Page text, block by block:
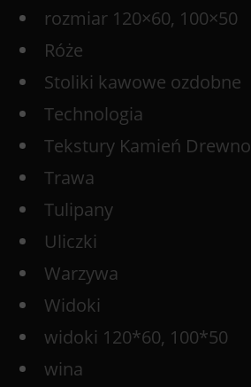
rozmiar 120×60, 100×50
Róże
Stoliki kawowe ozdobne
Technologia
Tekstury Kamień Drewno
Trawa
Tulipany
Uliczki
Warzywa
Widoki
widoki 120*60, 100*50
wina